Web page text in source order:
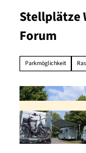
Stellplätze
Forum
Parkmöglichkeit